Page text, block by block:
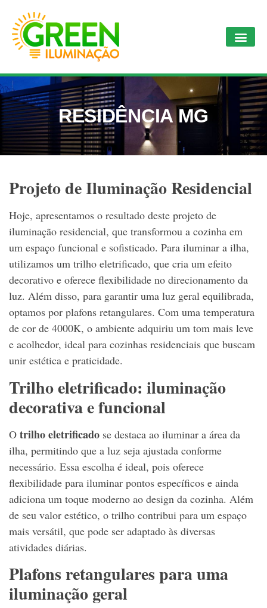
RESIDÊNCIA MG
Projeto de Iluminação Residencial
Hoje, apresentamos o resultado deste projeto de
iluminação residencial, que transformou a cozinha em
um espaço funcional e sofisticado. Para iluminar a ilha,
utilizamos um trilho eletrificado, que cria um efeito
decorativo e oferece flexibilidade no direcionamento da
luz. Além disso, para garantir uma luz geral equilibrada,
optamos por plafons retangulares. Com uma temperatura
de cor de 4000K, o ambiente adquiriu um tom mais leve
e acolhedor, ideal para cozinhas residenciais que buscam
unir estética e praticidade.
Trilho eletrificado: iluminação
decorativa e funcional
O trilho eletrificado se destaca ao iluminar a área da
ilha, permitindo que a luz seja ajustada conforme
necessário. Essa escolha é ideal, pois oferece
flexibilidade para iluminar pontos específicos e ainda
adiciona um toque moderno ao design da cozinha. Além
de seu valor estético, o trilho contribui para um espaço
mais versátil, que pode ser adaptado às diversas
atividades diárias.
Plafons retangulares para uma
iluminação geral